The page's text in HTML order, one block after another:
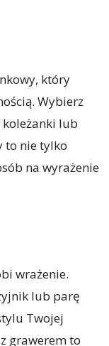
który
Wybierz
lub
to nie tylko
na wyrażenie
wrażenie.
lub parę
Twojej
grawerem to